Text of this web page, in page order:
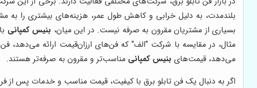
بلندمدت، به دلیل خرابی و کاهش طول عمر، هزینه‌های بیشتری را به
بسیاری از مشتریان مقرون به صرفه نیست. در این میان، بنیس کمپانی
مثال، در مقایسه با شرکت "الف" که فن‌های ارزان‌قیمت ارائه می‌دهد،
می‌دهد، قیمت‌های بنیس کمپانی مناسب‌تر و مقرون به صرفه‌تر هستند.
اگر به دنبال یک فن تابلو برق با کیفیت، قیمت مناسب و خدمات پس از